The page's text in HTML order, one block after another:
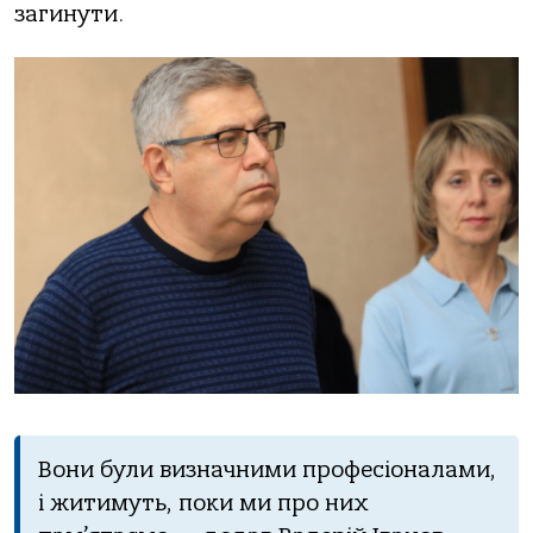
загинути.
Вони були визначними професіоналами,
і житимуть, поки ми про них